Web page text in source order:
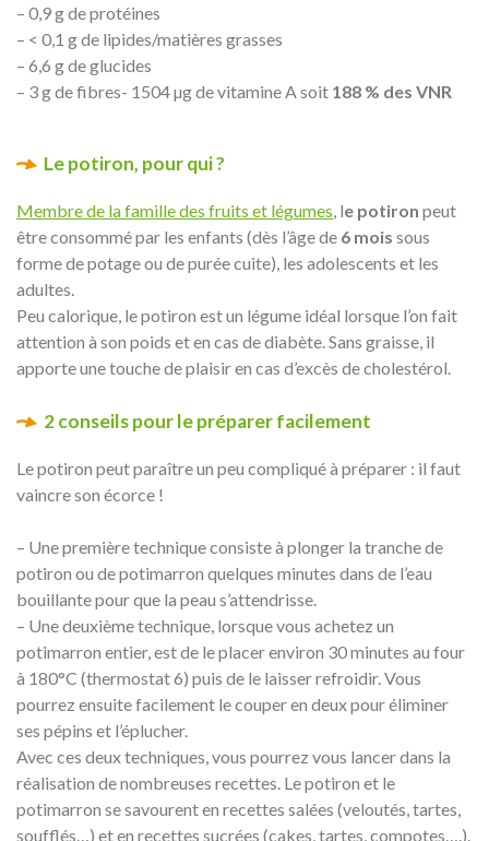
– 0,9 g de protéines
– < 0,1 g de lipides/matières grasses
– 6,6 g de glucides
– 3 g de fibres- 1504 µg de vitamine A soit 188 % des VNR
Le potiron, pour qui ?
Membre de la famille des fruits et légumes, le potiron peut
être consommé par les enfants (dès l’âge de 6 mois sous
forme de potage ou de purée cuite), les adolescents et les
adultes.
Peu calorique, le potiron est un légume idéal lorsque l’on fait
attention à son poids et en cas de diabète. Sans graisse, il
apporte une touche de plaisir en cas d’excès de cholestérol.
2 conseils pour le préparer facilement
Le potiron peut paraître un peu compliqué à préparer : il faut
vaincre son écorce !
– Une première technique consiste à plonger la tranche de
potiron ou de potimarron quelques minutes dans de l’eau
bouillante pour que la peau s’attendrisse.
– Une deuxième technique, lorsque vous achetez un
potimarron entier, est de le placer environ 30 minutes au four
à 180°C (thermostat 6) puis de le laisser refroidir. Vous
pourrez ensuite facilement le couper en deux pour éliminer
ses pépins et l’éplucher.
Avec ces deux techniques, vous pourrez vous lancer dans la
réalisation de nombreuses recettes. Le potiron et le
potimarron se savourent en recettes salées (veloutés, tartes,
soufflés…) et en recettes sucrées (cakes, tartes, compotes….).